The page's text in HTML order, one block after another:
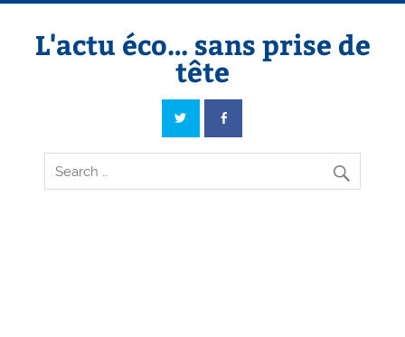
Skip
contentL'actu éco… sans prise de
tête
L'actu éco… sans prise de tête